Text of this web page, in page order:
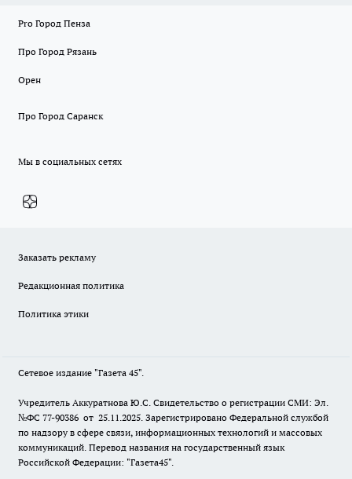
Pro Город Пенза
Про Город Рязань
Орен
Про Город Саранск
Мы в социальных сетях
Заказать рекламу
Редакционная политика
Политика этики
Сетевое издание "Газета 45".
Учредитель Аккуратнова Ю.С. Свидетельство о регистрации СМИ: Эл.
№ФС 77-90386 от 25.11.2025. Зарегистрировано Федеральной службой
по надзору в сфере связи, информационных технологий и массовых
коммуникаций. Перевод названия на государственный язык
Российской Федерации: "Газета45".